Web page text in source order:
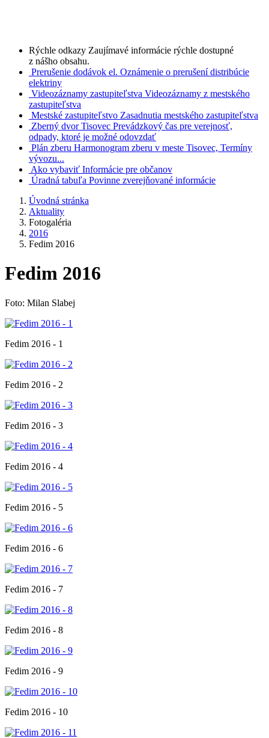
Rýchle odkazy Zaujímavé informácie rýchle dostupné
z nášho obsahu.
Prerušenie dodávok el. Oznámenie o prerušení distribúcie
elektriny
Videozáznamy zastupiteľstva Videozáznamy z mestského
zastupiteľstva
Mestské zastupiteľstvo Zasadnutia mestského zastupiteľstva
Zberný dvor Tisovec Prevádzkový čas pre verejnosť,
odpady, ktoré je možné odovzdať
Plán zberu Harmonogram zberu v meste Tisovec, Termíny
vývozu...
Ako vybaviť Informácie pre občanov
Úradná tabuľa Povinne zverejňované informácie
Úvodná stránka
Aktuality
Fotogaléria
2016
Fedim 2016
Fedim 2016
Foto: Milan Slabej
Fedim 2016 - 1
Fedim 2016 - 2
Fedim 2016 - 3
Fedim 2016 - 4
Fedim 2016 - 5
Fedim 2016 - 6
Fedim 2016 - 7
Fedim 2016 - 8
Fedim 2016 - 9
Fedim 2016 - 10